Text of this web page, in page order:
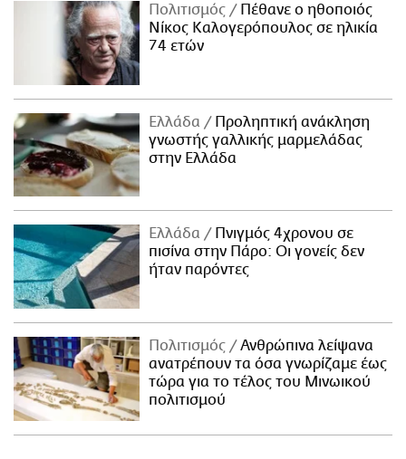
Πολιτισμός
Πέθανε ο ηθοποιός
Νίκος Καλογερόπουλος σε ηλικία
74 ετών
Ελλάδα
Προληπτική ανάκληση
γνωστής γαλλικής μαρμελάδας
στην Ελλάδα
Ελλάδα
Πνιγμός 4χρονου σε
πισίνα στην Πάρο: Οι γονείς δεν
ήταν παρόντες
Πολιτισμός
Ανθρώπινα λείψανα
ανατρέπουν τα όσα γνωρίζαμε έως
τώρα για το τέλος του Μινωικού
πολιτισμού